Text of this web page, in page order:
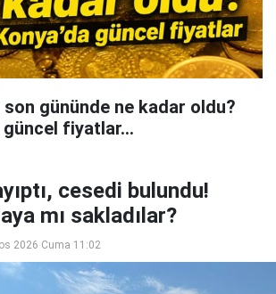
son gününde ne kadar oldu?
güncel fiyatlar...
cesedi bulundu!
mı sakladılar?
2026 Cuma 11:02